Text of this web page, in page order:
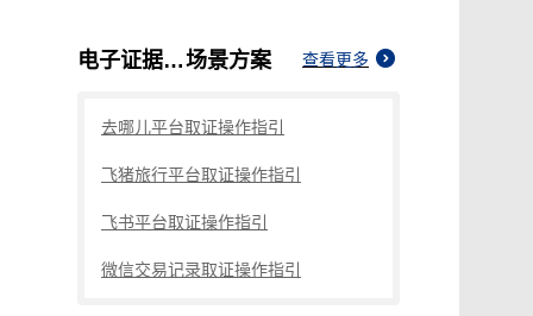
电子证据有效性认定问题场景方案 查看更多
去哪儿平台取证操作指引
飞猪旅行平台取证操作指引
飞书平台取证操作指引
微信交易记录取证操作指引